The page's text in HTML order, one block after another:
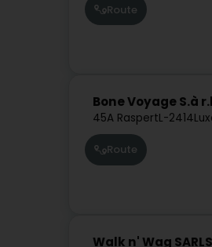
Route
Bone Voyage S.à
45A RaspertL-2414
Route
Walk n' Wag SARLS